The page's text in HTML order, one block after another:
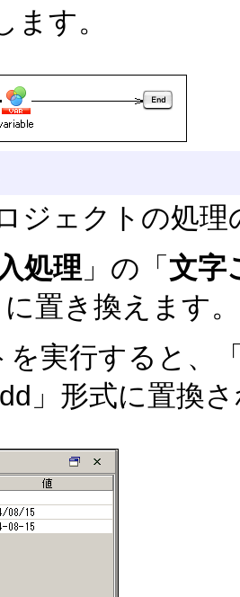
ます。
ジェクトの処
処理 」の「 文字
置き換えます。
を実行すると、
dd」形式に置換